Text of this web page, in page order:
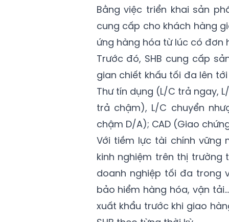
Bằng việc triển khai sản
cung cấp cho khách hàng
ứng hàng hóa từ lúc có đơn
Trước đó, SHB cung cấp
gian chiết khấu tối đa lên
Thư tín dụng (L/C trả ngay,
trả chậm), L/C chuyển
chậm D/A); CAD (Giao
Với tiềm lực tài chính vững
kinh nghiệm trên thị trường
doanh nghiệp tối đa trong
bảo hiểm hàng hóa, vận
xuất khẩu trước khi giao